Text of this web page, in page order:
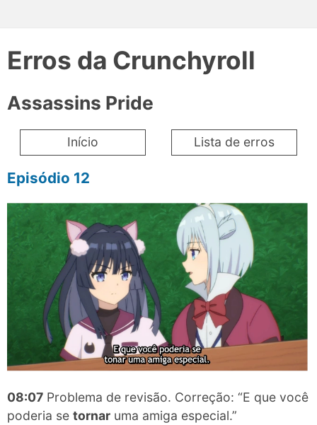
Erros da Crunchyroll
Assassins Pride
Início Lista de erros
Episódio 12
08:07 Problema de revisão. Correção: “E que você
poderia se tornar uma amiga especial.”